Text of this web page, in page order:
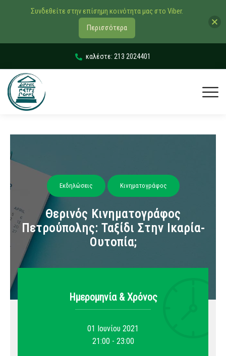
καλέστε: 213 2024401
Εκδηλώσεις Κινηματογράφος
Θερινός Κινηματογράφος
Πετρούπολης: Ταξίδι Στην Ικαρία-
Ουτοπία;
Ημερομηνία & Xρόνος
01 Ιουνίου 2021
21:00 - 23:00
Συνδεθείτε στην επίσημη κοινότητα μας στο Viber.
Περισσότερα